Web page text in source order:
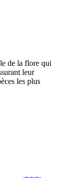
de la flore qui
leur
les plus